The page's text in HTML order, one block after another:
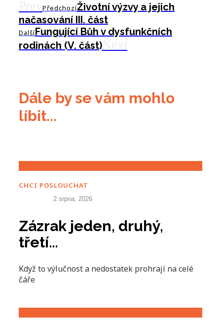
PředchozíŽivotní výzvy a jejich
načasování III. část
DalšíFungující Bůh v dysfunkčních
rodinách (V. část)
Dále by se vám mohlo
líbit...
CHCI POSLOUCHAT
2 srpna, 2026
Zázrak jeden, druhý,
třetí…
Když to výlučnost a nedostatek prohrají na celé
čáře